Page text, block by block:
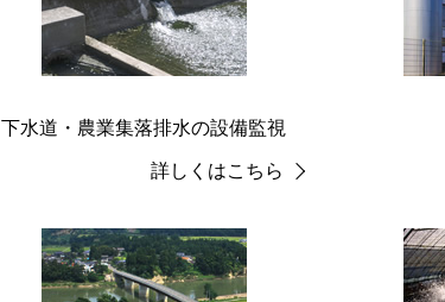
下水道・農業集落排水の設備監視
詳しくはこちら